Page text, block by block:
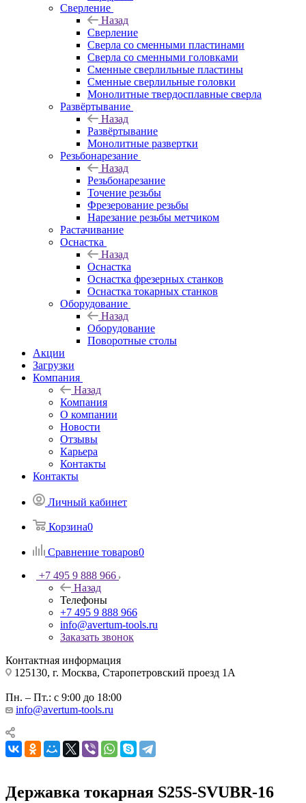
Сверление
Назад
Сверление
Сверла со сменными пластинами
Сверла со сменными головками
Сменные сверлильные пластины
Сменные сверлильные головки
Монолитные твердосплавные сверла
Развёртывание
Назад
Развёртывание
Монолитные развертки
Резьбонарезание
Назад
Резьбонарезание
Точение резьбы
Фрезерование резьбы
Нарезание резьбы метчиком
Растачивание
Оснастка
Назад
Оснастка
Оснастка фрезерных станков
Оснастка токарных станков
Оборудование
Назад
Оборудование
Поворотные столы
Акции
Загрузки
Компания
Назад
Компания
О компании
Новости
Отзывы
Карьера
Контакты
Контакты
Личный кабинет
Корзина0
Сравнение товаров0
+7 495 9 888 966
Назад
Телефоны
+7 495 9 888 966
info@avertum-tools.ru
Заказать звонок
Контактная информация
125130, г. Москва, Старопетровский проезд 1А
Пн. – Пт.: с 9:00 до 18:00
info@avertum-tools.ru
Державка токарная S25S-SVUBR-16